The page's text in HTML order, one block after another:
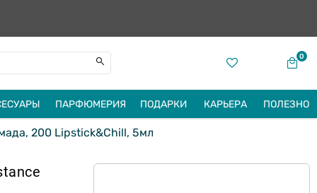
0
ПАРФЮМЕРИЯ ПОДАРКИ КАРЬЕРА ПОЛЕЗНО
200 Lipstick&Chill, 5мл